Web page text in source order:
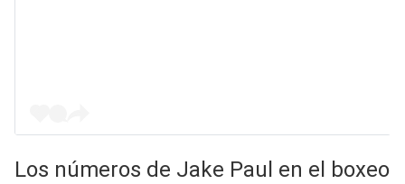
Los números de Jake Paul en el boxeo